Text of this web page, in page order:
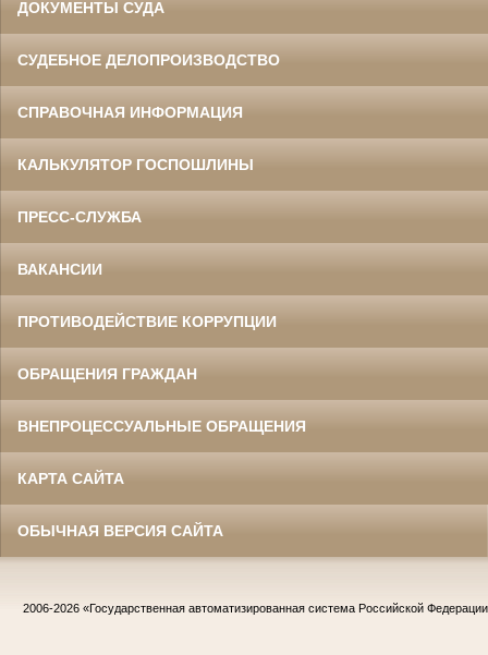
ДОКУМЕНТЫ СУДА
СУДЕБНОЕ ДЕЛОПРОИЗВОДСТВО
СПРАВОЧНАЯ ИНФОРМАЦИЯ
КАЛЬКУЛЯТОР ГОСПОШЛИНЫ
ПРЕСС-СЛУЖБА
ВАКАНСИИ
ПРОТИВОДЕЙСТВИЕ КОРРУПЦИИ
ОБРАЩЕНИЯ ГРАЖДАН
ВНЕПРОЦЕССУАЛЬНЫЕ ОБРАЩЕНИЯ
КАРТА САЙТА
ОБЫЧНАЯ ВЕРСИЯ САЙТА
2006-2026 «Государственная автоматизированная система Российской